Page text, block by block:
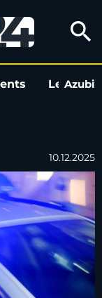
-
search
LeoAzubi
10.12.2025